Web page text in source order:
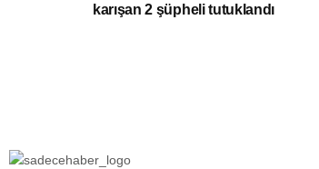
karışan 2 şüpheli tutuklandı